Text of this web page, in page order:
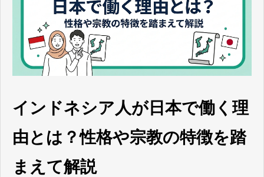
採用事例
インドネシア人が日本で働く理
由とは？性格や宗教の特徴を踏
まえて解説